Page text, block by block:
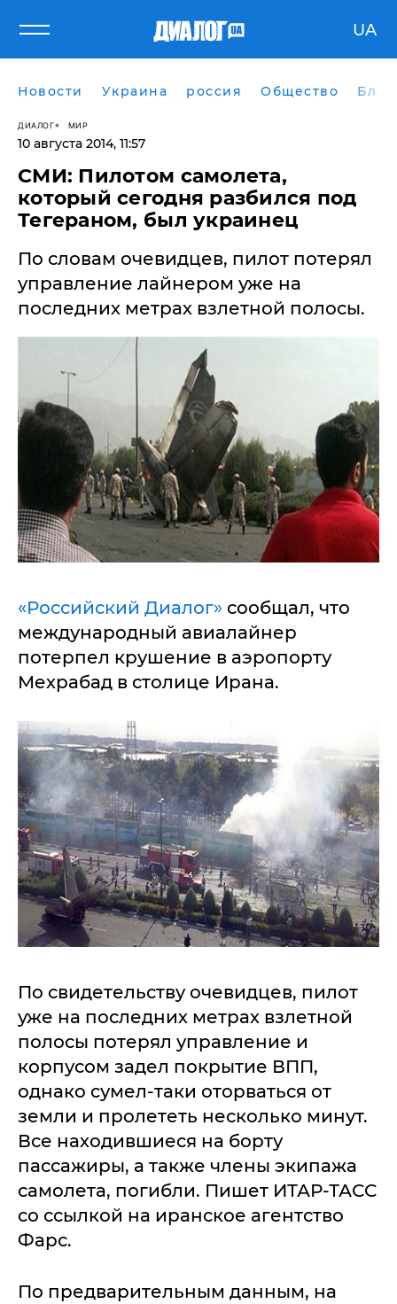
UA
Новости Украина россия Общество
ДИАЛОГ МИР
10 августа 2014, 11:57
СМИ: Пилотом самолета,
который сегодня разбился под
Тегераном, был украинец
По словам очевидцев, пилот потерял
управление лайнером уже на
последних метрах взлетной полосы.
«Российский Диалог» сообщал, что
международный авиалайнер
потерпел крушение в аэропорту
Мехрабад в столице Ирана.
По свидетельству очевидцев, пилот
уже на последних метрах взлетной
полосы потерял управление и
корпусом задел покрытие ВПП,
однако сумел-таки оторваться от
земли и пролететь несколько минут.
Все находившиеся на борту
пассажиры, а также члены экипажа
самолета, погибли. Пишет ИТАР-ТАСС
со ссылкой на иранское агентство
Фарс.
По предварительным данным, на